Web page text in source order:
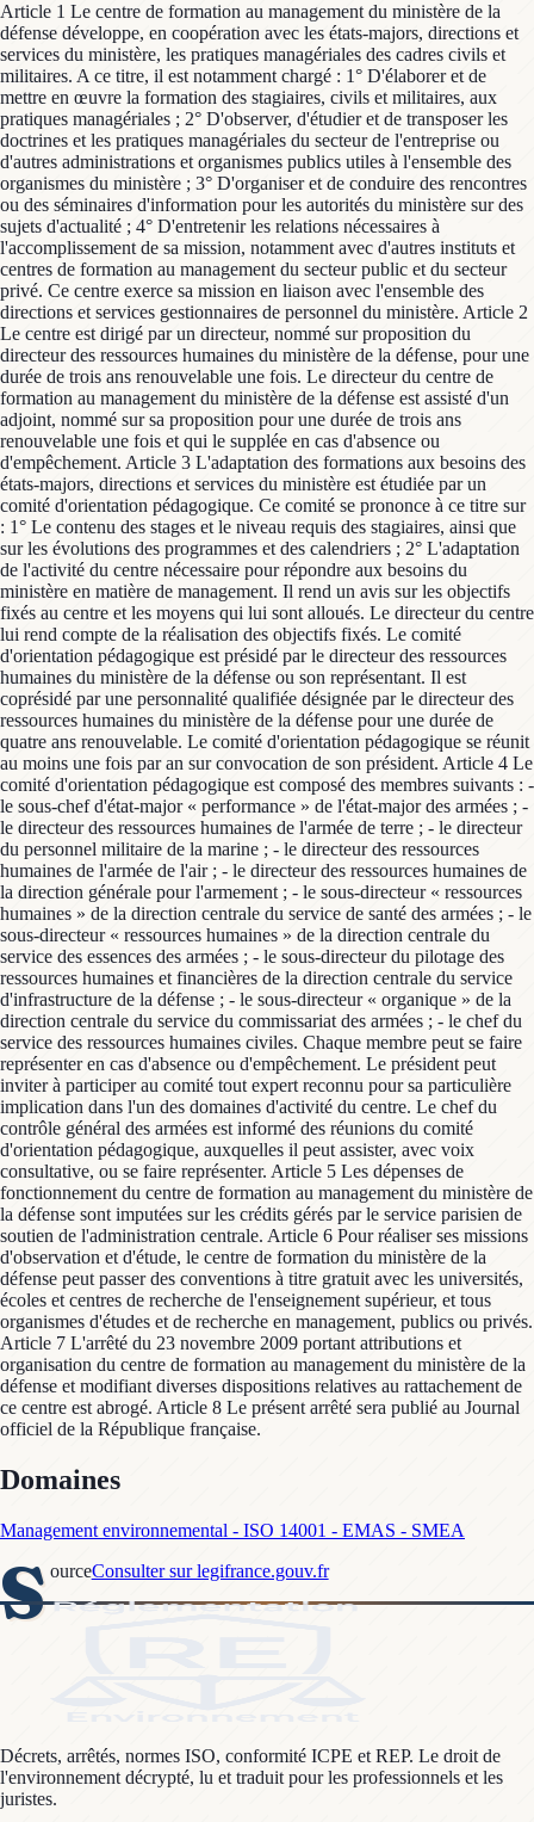
Article 1 Le centre de formation au management du ministère de la
défense développe, en coopération avec les états-majors, directions et
services du ministère, les pratiques managériales des cadres civils et
militaires. A ce titre, il est notamment chargé : 1° D'élaborer et de
mettre en œuvre la formation des stagiaires, civils et militaires, aux
pratiques managériales ; 2° D'observer, d'étudier et de transposer les
doctrines et les pratiques managériales du secteur de l'entreprise ou
d'autres administrations et organismes publics utiles à l'ensemble des
organismes du ministère ; 3° D'organiser et de conduire des rencontres
ou des séminaires d'information pour les autorités du ministère sur des
sujets d'actualité ; 4° D'entretenir les relations nécessaires à
l'accomplissement de sa mission, notamment avec d'autres instituts et
centres de formation au management du secteur public et du secteur
privé. Ce centre exerce sa mission en liaison avec l'ensemble des
directions et services gestionnaires de personnel du ministère. Article 2
Le centre est dirigé par un directeur, nommé sur proposition du
directeur des ressources humaines du ministère de la défense, pour une
durée de trois ans renouvelable une fois. Le directeur du centre de
formation au management du ministère de la défense est assisté d'un
adjoint, nommé sur sa proposition pour une durée de trois ans
renouvelable une fois et qui le supplée en cas d'absence ou
d'empêchement. Article 3 L'adaptation des formations aux besoins des
états-majors, directions et services du ministère est étudiée par un
comité d'orientation pédagogique. Ce comité se prononce à ce titre sur
: 1° Le contenu des stages et le niveau requis des stagiaires, ainsi que
sur les évolutions des programmes et des calendriers ; 2° L'adaptation
de l'activité du centre nécessaire pour répondre aux besoins du
ministère en matière de management. Il rend un avis sur les objectifs
fixés au centre et les moyens qui lui sont alloués. Le directeur du centre
lui rend compte de la réalisation des objectifs fixés. Le comité
d'orientation pédagogique est présidé par le directeur des ressources
humaines du ministère de la défense ou son représentant. Il est
coprésidé par une personnalité qualifiée désignée par le directeur des
ressources humaines du ministère de la défense pour une durée de
quatre ans renouvelable. Le comité d'orientation pédagogique se réunit
au moins une fois par an sur convocation de son président. Article 4 Le
comité d'orientation pédagogique est composé des membres suivants : -
le sous-chef d'état-major « performance » de l'état-major des armées ; -
le directeur des ressources humaines de l'armée de terre ; - le directeur
du personnel militaire de la marine ; - le directeur des ressources
humaines de l'armée de l'air ; - le directeur des ressources humaines de
la direction générale pour l'armement ; - le sous-directeur « ressources
humaines » de la direction centrale du service de santé des armées ; - le
sous-directeur « ressources humaines » de la direction centrale du
service des essences des armées ; - le sous-directeur du pilotage des
ressources humaines et financières de la direction centrale du service
d'infrastructure de la défense ; - le sous-directeur « organique » de la
direction centrale du service du commissariat des armées ; - le chef du
service des ressources humaines civiles. Chaque membre peut se faire
représenter en cas d'absence ou d'empêchement. Le président peut
inviter à participer au comité tout expert reconnu pour sa particulière
implication dans l'un des domaines d'activité du centre. Le chef du
contrôle général des armées est informé des réunions du comité
d'orientation pédagogique, auxquelles il peut assister, avec voix
consultative, ou se faire représenter. Article 5 Les dépenses de
fonctionnement du centre de formation au management du ministère de
la défense sont imputées sur les crédits gérés par le service parisien de
soutien de l'administration centrale. Article 6 Pour réaliser ses missions
d'observation et d'étude, le centre de formation du ministère de la
défense peut passer des conventions à titre gratuit avec les universités,
écoles et centres de recherche de l'enseignement supérieur, et tous
organismes d'études et de recherche en management, publics ou privés.
Article 7 L'arrêté du 23 novembre 2009 portant attributions et
organisation du centre de formation au management du ministère de la
défense et modifiant diverses dispositions relatives au rattachement de
ce centre est abrogé. Article 8 Le présent arrêté sera publié au Journal
officiel de la République française.
Domaines
Management environnemental - ISO 14001 - EMAS - SMEA
S ourceConsulter sur legifrance.gouv.fr
Décrets, arrêtés, normes ISO, conformité ICPE et REP. Le droit de
l'environnement décrypté, lu et traduit pour les professionnels et les
juristes.